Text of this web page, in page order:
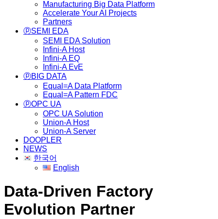
Manufacturing Big Data Platform
Accelerate Your AI Projects
Partners
ⓟSEMI EDA
SEMI EDA Solution
Infini-A Host
Infini-A EQ
Infini-A EvE
ⓟBIG DATA
Equal=A Data Platform
Equal=A Pattern FDC
ⓟOPC UA
OPC UA Solution
Union-A Host
Union-A Server
DOOPLER
NEWS
한국어
English
Data-Driven Factory
Evolution Partner